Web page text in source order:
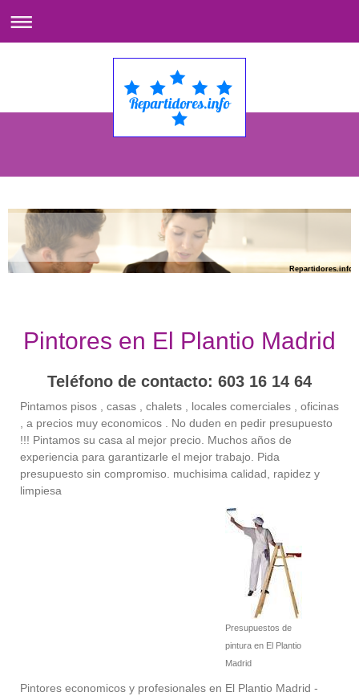
Repartidores.info
Pintores en El Plantio Madrid
Teléfono de contacto: 603 16 14 64
Pintamos pisos , casas , chalets , locales comerciales , oficinas
, a precios muy economicos . No duden en pedir presupuesto
!!! Pintamos su casa al mejor precio. Muchos años de
experiencia para garantizarle el mejor trabajo. Pida
presupuesto sin compromiso. muchisima calidad, rapidez y
limpiesa
Presupuestos de
pintura en El Plantio
Madrid
Pintores economicos y profesionales en El Plantio Madrid -